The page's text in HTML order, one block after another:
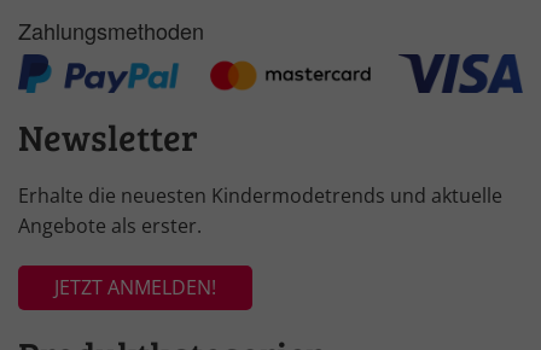
Zahlungsmethoden
Newsletter
Erhalte die neuesten Kindermodetrends und aktuelle
Angebote als erster.
JETZT ANMELDEN!